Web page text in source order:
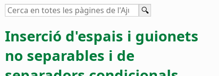
Inserció d'espais i guionets
no separables i de